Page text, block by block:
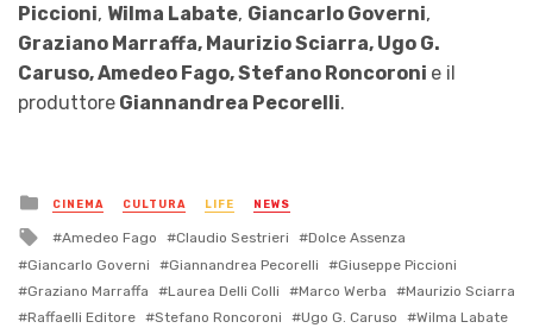
Piccioni, Wilma Labate, Giancarlo Governi,
Graziano Marraffa, Maurizio Sciarra, Ugo G.
Caruso, Amedeo Fago, Stefano Roncoroni e il
produttore Giannandrea Pecorelli.
Posted
in
CINEMA CULTURA LIFE NEWS
Tagged
with
Amedeo Fago Claudio Sestrieri
Dolce Assenza
Giancarlo Governi
Giannandrea Pecorelli
Giuseppe Piccioni
Graziano Marraffa
Laurea Delli Colli Marco Werba
Maurizio Sciarra
Raffaelli Editore
Stefano Roncoroni Ugo G. Caruso Wilma Labate